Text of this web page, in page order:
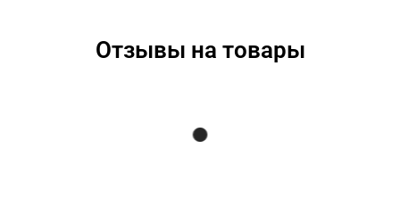
Отзывы на товары